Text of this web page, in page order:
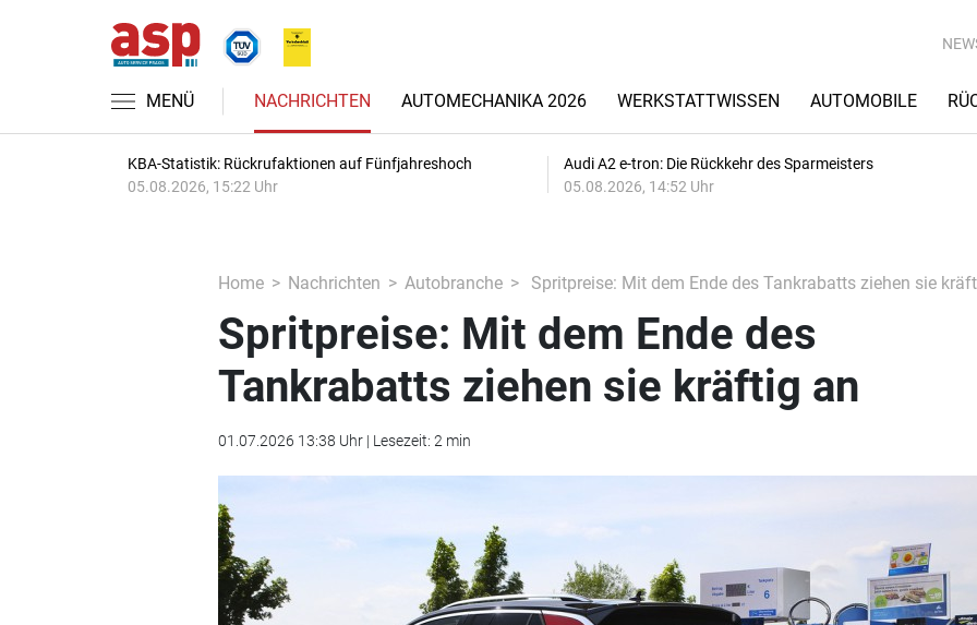
MENÜ NACHRICHTEN AUTOMECHANIKA 2026 WERKSTATTWISSEN AUTOMOBILE
KBA-Statistik: Rückrufaktionen auf Fünfjahreshoch
05.08.2026, 15:22 Uhr
Audi A2 e-tron: Die Rückkehr des Sparmeisters
05.08.2026, 14:52 Uhr
Home Nachrichten Autobranche Spritpreise: Mit dem Ende des Tankrabatts ziehen sie
Spritpreise: Mit dem Ende des
Tankrabatts ziehen sie kräftig an
01.07.2026 13:38 Uhr | Lesezeit: 2 min